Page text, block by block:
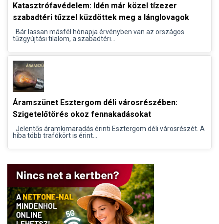
Katasztrófavédelem: Idén már közel tízezer
szabadtéri tűzzel küzdöttek meg a lánglovagok
Bár lassan másfél hónapja érvényben van az országos
tűzgyújtási tilalom, a szabadtéri...
Áramszünet Esztergom déli városrészében:
Szigetelőtörés okoz fennakadásokat
Jelentős áramkimaradás érinti Esztergom déli városrészét. A
hiba több trafókört is érint...